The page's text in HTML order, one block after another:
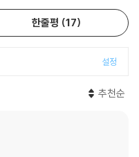
한줄평 17
설정
추천순